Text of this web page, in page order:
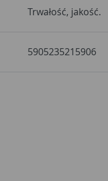
Trwałość, jakość.
5905235215906